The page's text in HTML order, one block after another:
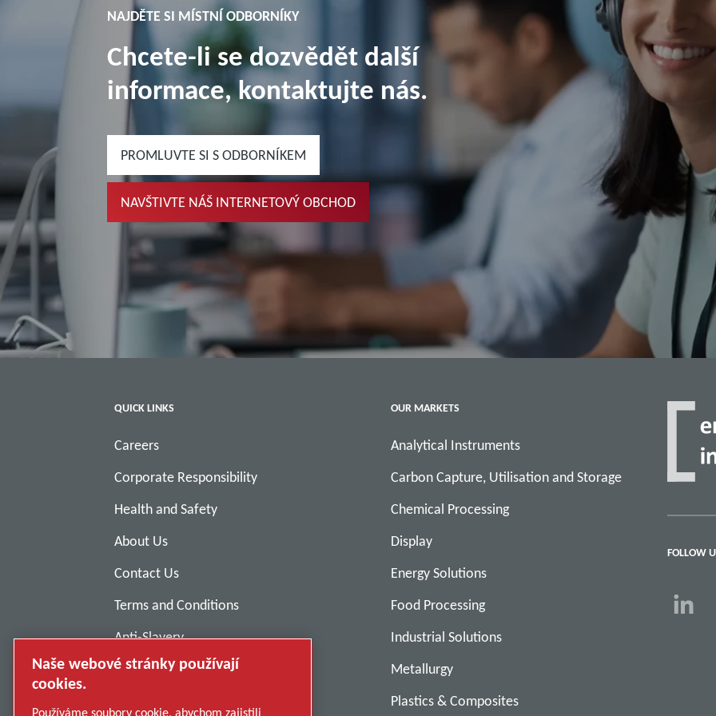
NAJDĚTE SI MÍSTNÍ ODBORNÍKY
Chcete-li se dozvědět další
informace, kontaktujte nás.
PROMLUVTE SI S ODBORNÍKEM
NAVŠTIVTE NÁŠ INTERNETOVÝ OBCHOD
QUICK LINKS
Careers
Corporate Responsibility
Health and Safety
About Us
Contact Us
Terms and Conditions
Anti-Slavery
Privacy Policy
OUR MARKETS
Analytical Instruments
Carbon Capture, Utilisation and Storage
Chemical Processing
Display
Energy Solutions
Food Processing
Industrial Solutions
Metallurgy
Plastics & Composites
FOLLOW
Naše webové stránky používají
cookies.
Používáme soubory cookie, abychom zajistili